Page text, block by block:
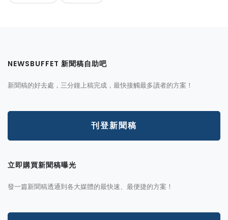
NEWSBUFFET 新聞稿自助吧
新聞稿的好去處，三分鐘上稿完成，最快接觸最多讀者的方案！
刊登新聞稿
立即購買新聞稿曝光
發一篇新聞稿透通到各大媒體的最快速、最便捷的方案！